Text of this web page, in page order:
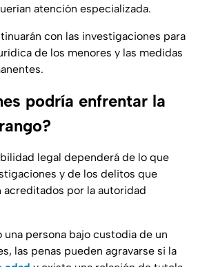
atención especializada.
con las investigaciones para
de los menores y las medidas
podría enfrentar la
legal dependerá de lo que
y de los delitos que
acreditados por la autoridad
una persona bajo custodia de un
las penas pueden agravarse si la